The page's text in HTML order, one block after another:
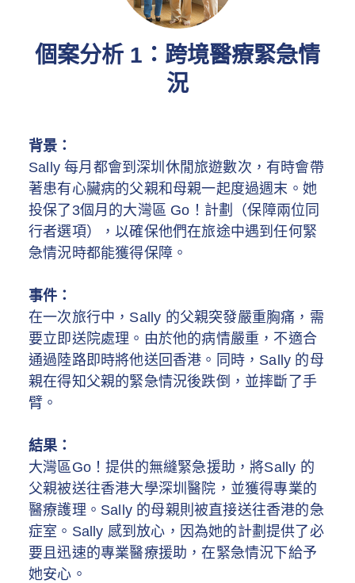
個案分析 1：跨境醫療緊急情
況
背景：
Sally 每月都會到深圳休閒旅遊數次，有時會帶
著患有心臟病的父親和母親一起度過週末。她
投保了3個月的大灣區 Go！計劃（保障兩位同
行者選項），以確保他們在旅途中遇到任何緊
急情況時都能獲得保障。
事件：
在一次旅行中，Sally 的父親突發嚴重胸痛，需
要立即送院處理。由於他的病情嚴重，不適合
通過陸路即時將他送回香港。同時，Sally 的母
親在得知父親的緊急情況後跌倒，並摔斷了手
臂。
結果：
大灣區Go！提供的無縫緊急援助，將Sally 的
父親被送往香港大學深圳醫院，並獲得專業的
醫療護理。Sally 的母親則被直接送往香港的急
症室。Sally 感到放心，因為她的計劃提供了必
要且迅速的專業醫療援助，在緊急情況下給予
她安心。